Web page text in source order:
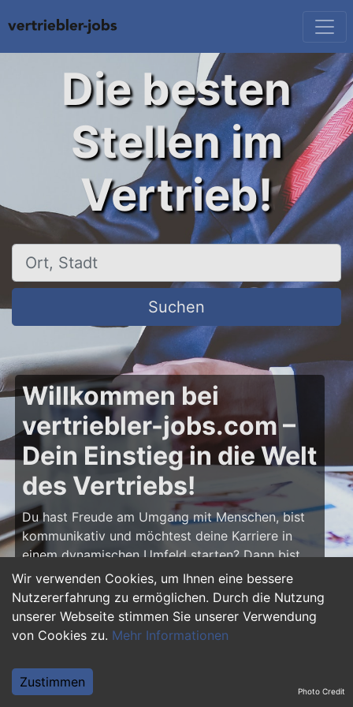
Wir verwenden Cookies, um Ihnen eine bessere
Nutzererfahrung zu ermöglichen. Durch die Nutzung
unserer Webseite stimmen Sie unserer Verwendung
von Cookies zu. Mehr Informationen
Zustimmen
Die besten
Stellen im
Vertrieb!
Ort, Stadt
Suchen
Willkommen bei
vertriebler-jobs.com –
Dein Einstieg in die Welt
des Vertriebs!
Du hast Freude am Umgang mit Menschen, bist
kommunikativ und möchtest deine Karriere in
einem dynamischen Umfeld starten? Dann bist
du aufvertriebler-jobs.comgenau richtig! Hier
findest du zahlreiche Ausbildungsplätze und
Einstiegsjobs im Vertrieb – von klassischen
Vertriebspositionen über Außendienst bis hin zu
Vertriebler und entwickle deine Talente!
Photo Credit